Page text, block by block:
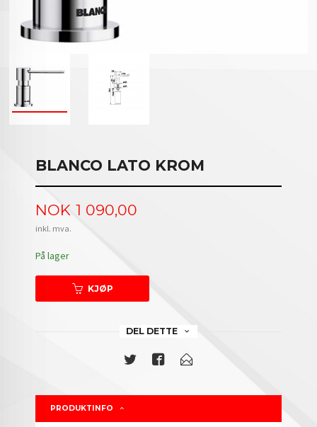
BLANCO LATO KROM
Pris
NOK 1 090,00
inkl. mva.
På lager
KJØP
DEL DETTE
PRODUKTINFO